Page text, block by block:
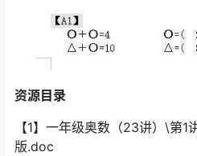
资源目录
【1】一年级奥数（23讲）\第
版.doc